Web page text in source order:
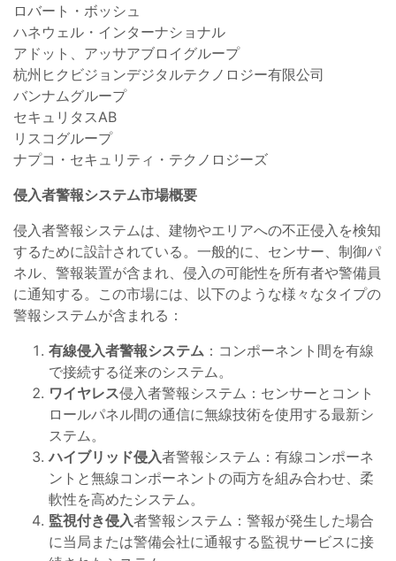
ロバート・ボッシュ
ハネウェル・インターナショナル
アドット、アッサアブロイグループ
杭州ヒクビジョンデジタルテクノロジー有限公司
バンナムグループ
セキュリタスAB
リスコグループ
ナプコ・セキュリティ・テクノロジーズ
侵入者警報システム市場概要
侵入者警報システムは、建物やエリアへの不正侵入を検知
するために設計されている。一般的に、センサー、制御パ
ネル、警報装置が含まれ、侵入の可能性を所有者や警備員
に通知する。この市場には、以下のような様々なタイプの
警報システムが含まれる：
有線侵入者警報システム ：コンポーネント間を有線
で接続する従来のシステム。
ワイヤレス侵入者警報システム：センサーとコント
ロールパネル間の通信に無線技術を使用する最新シ
ステム。
ハイブリッド侵入者警報システム：有線コンポーネ
ントと無線コンポーネントの両方を組み合わせ、柔
軟性を高めたシステム。
監視付き侵入者警報システム：警報が発生した場合
に当局または警備会社に通報する監視サービスに接